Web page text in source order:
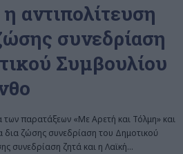
αντιπολίτευση
συνεδρίαση
Συμβουλίου
των παρατάξεων «Με Αρετή και Τόλμη» και
δια ζώσης συνεδρίαση του Δημοτικού
συνεδρίαση ζητά και η Λαϊκή…